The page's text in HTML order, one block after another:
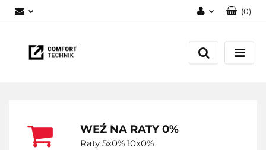
Zaloguj się
Zarejestruj się
(0)
WEŹ NA RATY 0%
Raty 5x0% 10x0%